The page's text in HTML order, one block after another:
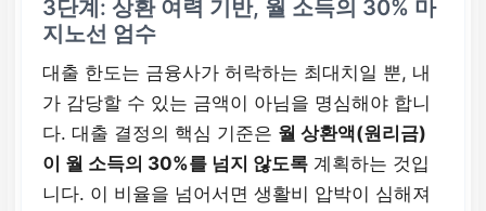
3단계: 상환 여력 기반, 월 소득의 30% 마
지노선 엄수
대출 한도는 금융사가 허락하는 최대치일 뿐, 내
가 감당할 수 있는 금액이 아님을 명심해야 합니
다. 대출 결정의 핵심 기준은 월 상환액(원리금)
이 월 소득의 30%를 넘지 않도록 계획하는 것입
니다. 이 비율을 넘어서면 생활비 압박이 심해져